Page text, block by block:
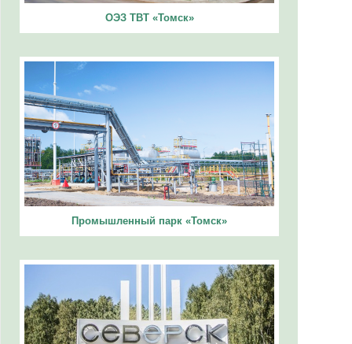
ОЭЗ ТВТ «Томск»
Промышленный парк «Томск»